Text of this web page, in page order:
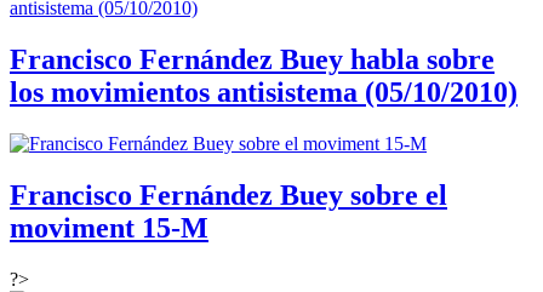
Francisco Fernández Buey habla sobre
los movimientos antisistema (05/10/2010)
Francisco Fernández Buey sobre el
moviment 15-M
?>